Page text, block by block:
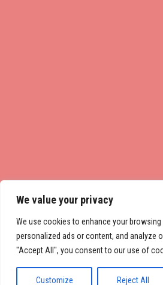
We value your privacy
We use cookies to enhance your browsing
personalized ads or content, and analyze
"Accept All", you consent to our use of
Customize Reject All